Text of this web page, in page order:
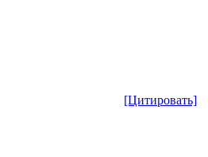
[Цитировать]